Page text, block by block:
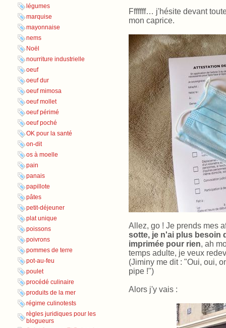
légumes
marquise
mayonnaise
nems
Noël
nourriture industrielle
oeuf
oeuf dur
oeuf mimosa
oeuf mollet
oeuf périmé
oeuf poché
OK pour la santé
on-dit
os à moelle
pain
panais
papillote
pâtes
petit-déjeuner
plat unique
poissons
poivrons
pommes de terre
pot-au-feu
poulet
procédé culinaire
produits de la mer
régime culinotests
règles juridiques pour les
blogueurs
Fffffff… j'hésite devant
mon caprice.
Allez, go ! Je prends mes
sotte, je n'ai plus besoin
imprimée pour rien, ah
temps adulte, je veux
(Jiminy me dit : "Oui, oui,
pipe !")
Alors j'y vais :